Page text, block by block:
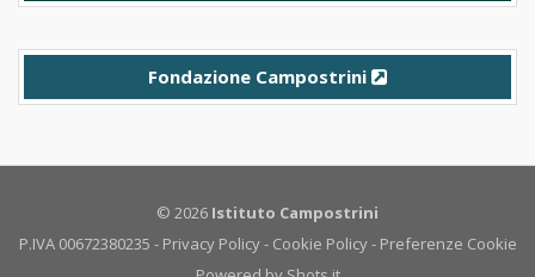
Fondazione Campostrini
© 2026 Istituto Campostrini
P.IVA 00672380235 - Privacy Policy- Cookie Policy- Preferenze Cookie